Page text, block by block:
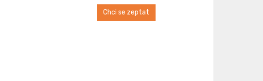
Chci se zeptat